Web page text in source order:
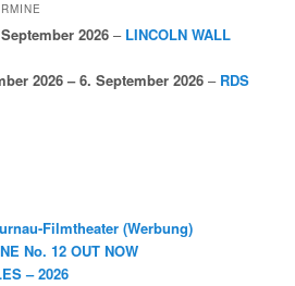
2026 – LINCOLN WALL
2026 – 6. September 2026 – RDS
Filmtheater (Werbung)
No. 12 OUT NOW
– 2026